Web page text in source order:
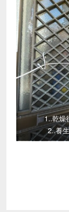
1..乾燥
2..養